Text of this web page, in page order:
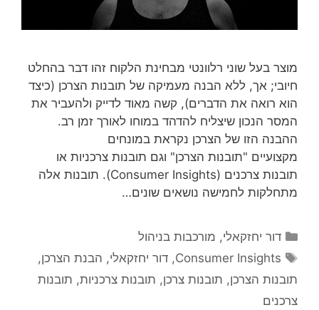
מוצר בעל שוני רלוונטי מבחינת הלקוח זהו דבר בהחלט
חיובי; אך, ללא הבנה מעמיקה של תובנות הצרכן (כיצד
הוא רואה את הדברים), קשה מאוד לדייק ולהעביר את
המסר הנכון שיצליח להדהד במוחו לאורך זמן רב.
ההבנה הזו של הצרכן נקראת במונחים
מקצועיים "תובנות הצרכן" וגם תובנות צרכניות או
תובנות צרכנים (Consumer Insights). תובנות אלה
מתחלקות לחמישה נושאים שונים…
קטגוריות
דור יחזקאלי, מורכבות בניהול
תגיות
Consumer Insights
,דור יחזקאלי, הבנת הצרכן,
תובנות הצרכן, תובנות צרכן, תובנות צרכניות, תובנות
צרכנים